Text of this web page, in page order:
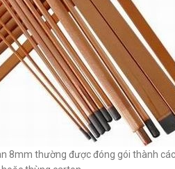
8mm thường được đóng gói thành